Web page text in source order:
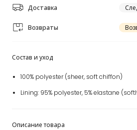
Доставка
Возвраты
Состав и уход
100% polyester (sheer, soft chiffon)
Lining: 95% polyester, 5% elastane
Описание товара